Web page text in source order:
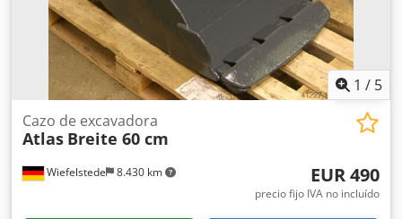
1 / 5
Wiefelstede 8.430 km
Cazo de excavadora
Atlas Breite 60 cm
EUR 490
precio fijo IVA no incluído